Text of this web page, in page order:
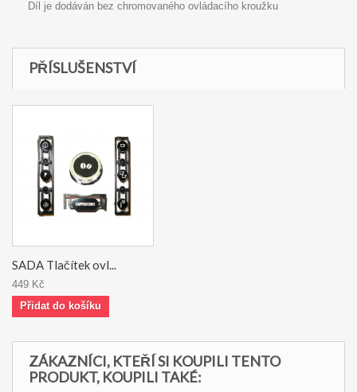
Díl je dodáván bez chromovaného ovládacího kroužku
PŘÍSLUŠENSTVÍ
SADA Tlačítek ovl...
449 Kč
Přidat do košíku
ZÁKAZNÍCI, KTEŘÍ SI KOUPILI TENTO
PRODUKT, KOUPILI TAKÉ: